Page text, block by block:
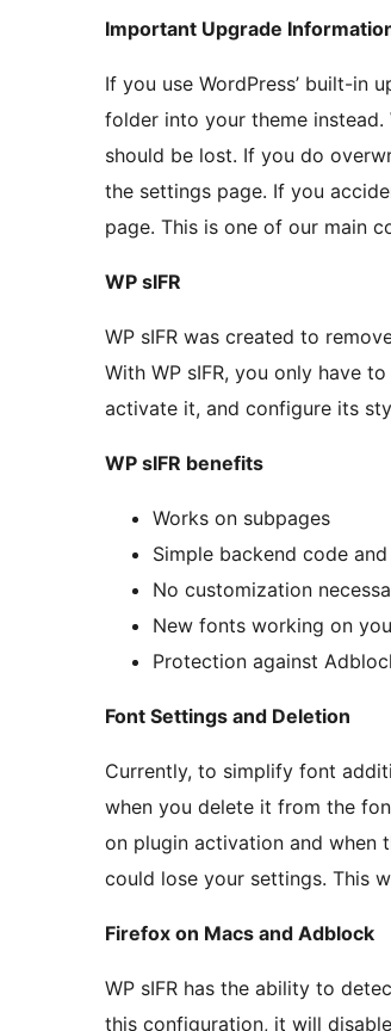
Important Upgrade
If you use WordPress’ built-in
folder into your theme instead.
should be lost. If you do
the settings page. If you
page. This is one of our main
WP sIFR
WP sIFR was created to
With WP sIFR, you only have
activate it, and configure its
WP sIFR benefits
Works on subpages
Simple backend code
No customization
New fonts working on
Protection against
Font Settings and Deletion
Currently, to simplify font
when you delete it from the
on plugin activation and when
could lose your settings. This
Firefox on Macs and Adblock
WP sIFR has the ability to
this configuration, it will